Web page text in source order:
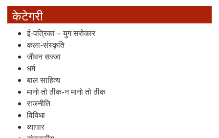
केटेगरी
ई-पत्रिका – युग सरोकार
कला-संस्कृति
जीवन सज्जा
धर्म
बाल साहित्य
मानो तो ठीक-न मानो तो ठीक
राजनीति
विविधा
व्यापार